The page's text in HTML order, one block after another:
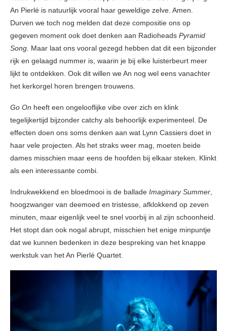
An Pierlé is natuurlijk vooral haar geweldige zelve. Amen.
Durven we toch nog melden dat deze compositie ons op
gegeven moment ook doet denken aan Radioheads Pyramid
Song. Maar laat ons vooral gezegd hebben dat dit een bijzonder
rijk en gelaagd nummer is, waarin je bij elke luisterbeurt meer
lijkt te ontdekken. Ook dit willen we An nog wel eens vanachter
het kerkorgel horen brengen trouwens.
Go On heeft een ongelooflijke vibe over zich en klink
tegelijkertijd bijzonder catchy als behoorlijk experimenteel. De
effecten doen ons soms denken aan wat Lynn Cassiers doet in
haar vele projecten. Als het straks weer mag, moeten beide
dames misschien maar eens de hoofden bij elkaar steken. Klinkt
als een interessante combi.
Indrukwekkend en bloedmooi is de ballade Imaginary Summer,
hoogzwanger van deemoed en tristesse, afklokkend op zeven
minuten, maar eigenlijk veel te snel voorbij in al zijn schoonheid.
Het stopt dan ook nogal abrupt, misschien het enige minpuntje
dat we kunnen bedenken in deze bespreking van het knappe
werkstuk van het An Pierlé Quartet.